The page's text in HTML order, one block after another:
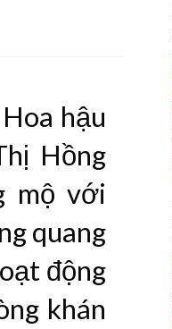
hậu
Hồng
mộ với
quang
động
khán